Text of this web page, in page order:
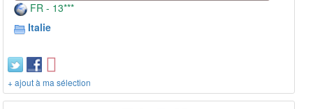
FR - 13***
Italie
+ ajout à ma sélection